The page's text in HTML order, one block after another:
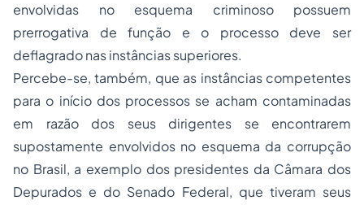
envolvidas no esquema criminoso possuem
prerrogativa de função e o processo deve ser
deflagrado nas instâncias superiores.
Percebe-se, também, que as instâncias competentes
para o início dos processos se acham contaminadas
em razão dos seus dirigentes se encontrarem
supostamente envolvidos no esquema da corrupção
no Brasil, a exemplo dos presidentes da Câmara dos
Depurados e do Senado Federal, que tiveram seus